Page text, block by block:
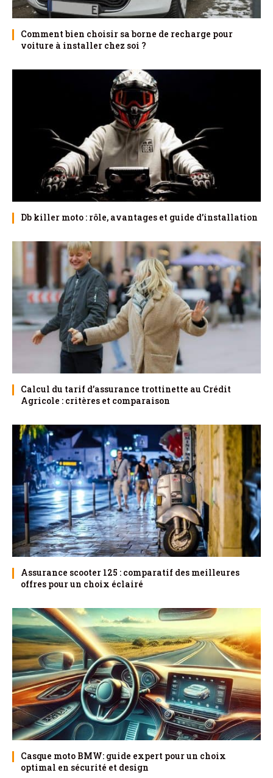
Comment bien choisir sa borne de recharge pour
voiture à installer chez soi ?
Db killer moto : rôle, avantages et guide d’installation
Calcul du tarif d’assurance trottinette au Crédit
Agricole : critères et comparaison
Assurance scooter 125 : comparatif des meilleures
offres pour un choix éclairé
Casque moto BMW: guide expert pour un choix
optimal en sécurité et design